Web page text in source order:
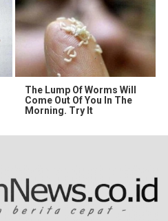
The Lump Of Worms Will
Come Out Of You In The
Morning. Try It